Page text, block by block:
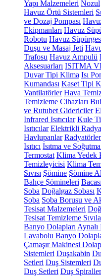
Yapı Malzemeleri Nozul
Havuz Örtü Sistemleri
ve Dozaj Pompası
Ekipmanları Havuz
Robotu Havuz
Duşu ve Masaj Jeti
Trafosu Havuz Ampulü
Aksesuarları ISITMA
Duvar Tipi Klima Isı
Kumandası Kaset Tipi
Vantilatörler Hava
Temizleme Cihazları
ve Rutubet Gidericiler
Infrared Isıtıcılar Kule
Isıtıcılar Elektrikli
Havlupanlar Radyatörler
Isıtıcı Isıtma ve
Termostat Klima Yedek
Temizleyicisi Klima
Sıvısı Şömine Şömine
Bahçe Şömineleri
Soba Doğalgaz Sobası
Soba Soba Borusu ve
Tesisat Malzemeleri
Tesisat Temizleme
Banyo Dolapları Aynalı
Lavabolu Banyo
Çamaşır Makinesi
Sistemleri Duşakabin
Setleri Duş Sistemleri
Duş Setleri Duş